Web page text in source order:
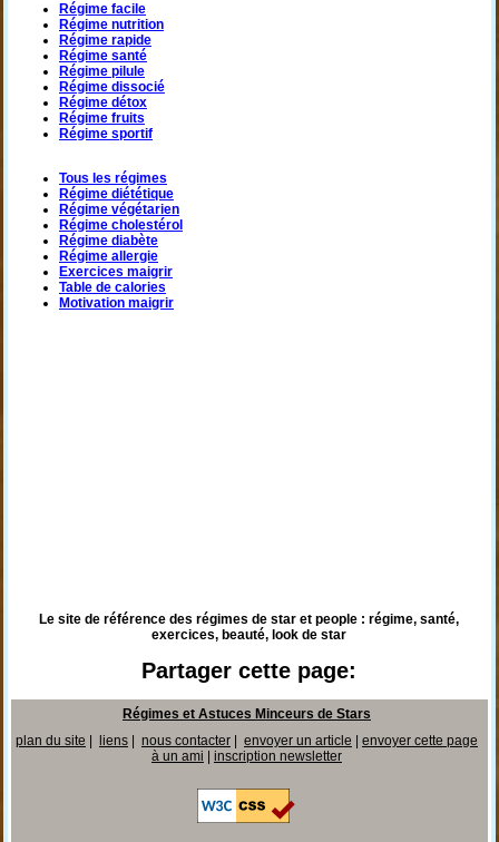
Régime facile
Régime nutrition
Régime rapide
Régime santé
Régime pilule
Régime dissocié
Régime détox
Régime fruits
Régime sportif
Tous les régimes
Régime diététique
Régime végétarien
Régime cholestérol
Régime diabète
Régime allergie
Exercices maigrir
Table de calories
Motivation maigrir
Le site de référence des régimes de star et people : régime, santé,
exercices, beauté, look de star
Partager cette page:
Régimes et Astuces Minceurs de Stars
plan du site
liens| nous contacter| envoyer un article
envoyer cette page
à un ami
inscription newsletter